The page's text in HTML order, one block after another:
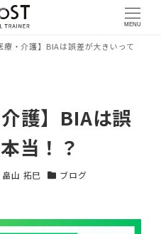
MENU
療・介護】BIAは誤差が大きいって
護】BIAは誤
当！？
著
畠山 拓巳
カテゴリー
ブログ